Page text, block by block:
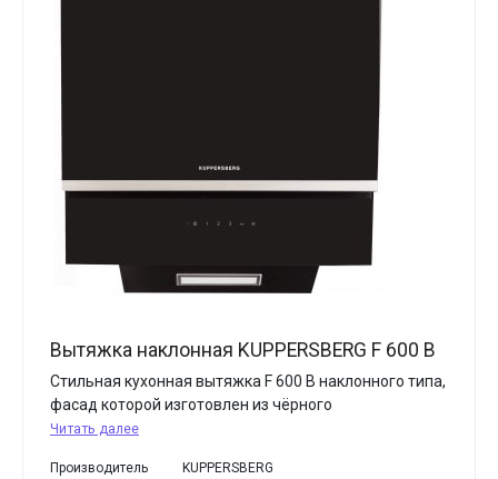
Вытяжка наклонная KUPPERSBERG F 600 B
Стильная кухонная вытяжка F 600 B наклонного типа,
фасад которой изготовлен из чёрного
Читать далее
Производитель
KUPPERSBERG